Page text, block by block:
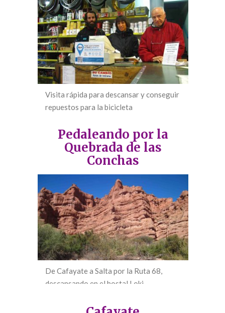
Visita rápida para descansar y conseguir
repuestos para la bicicleta
Pedaleando por la
Quebrada de las
Conchas
De Cafayate a Salta por la Ruta 68,
descansando en el hostal Loki